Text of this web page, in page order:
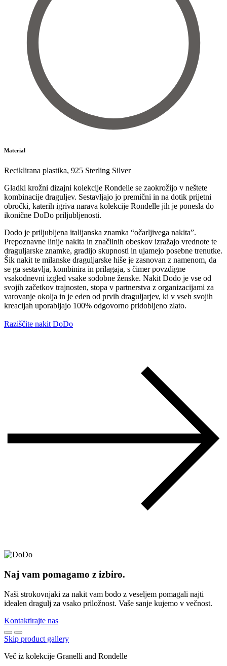
Material
Reciklirana plastika, 925 Sterling Silver
Gladki krožni dizajni kolekcije Rondelle se zaokrožijo v neštete
kombinacije draguljev. Sestavljajo jo premični in na dotik prijetni
obročki, katerih igriva narava kolekcije Rondelle jih je ponesla do
ikonične DoDo priljubljenosti.
Dodo je priljubljena italijanska znamka “očarljivega nakita”.
Prepoznavne linije nakita in značilnih obeskov izražajo vrednote te
draguljarske znamke, gradijo skupnosti in ujamejo posebne trenutke.
Šik nakit te milanske draguljarske hiše je zasnovan z namenom, da
se ga sestavlja, kombinira in prilagaja, s čimer povzdigne
vsakodnevni izgled vsake sodobne ženske. Nakit Dodo je vse od
svojih začetkov trajnosten, stopa v partnerstva z organizacijami za
varovanje okolja in je eden od prvih draguljarjev, ki v vseh svojih
kreacijah uporabljajo 100% odgovorno pridobljeno zlato.
Raziščite nakit DoDo
Naj vam pomagamo z izbiro.
Naši strokovnjaki za nakit vam bodo z veseljem pomagali najti
idealen dragulj za vsako priložnost. Vaše sanje kujemo v večnost.
Kontaktirajte nas
Skip product gallery
Več iz kolekcije Granelli and Rondelle